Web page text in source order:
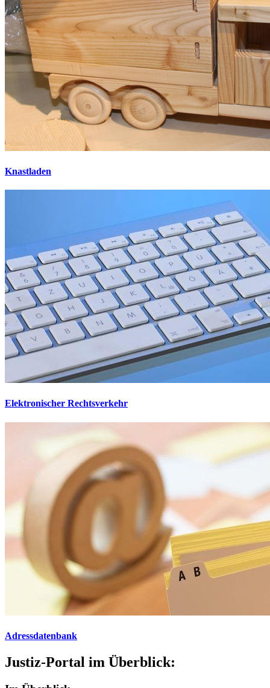
Knastladen
Elektronischer Rechtsverkehr
Adressdatenbank
Justiz-Portal im Überblick: